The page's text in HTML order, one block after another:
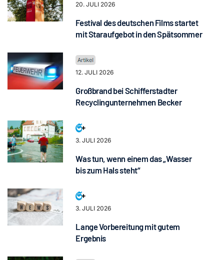
20. JULI 2026
Festival des deutschen Films startet
mit Staraufgebot in den Spätsommer
12. JULI 2026
Großbrand bei Schifferstadter
Recyclingunternehmen Becker
3. JULI 2026
Was tun, wenn einem das „Wasser
bis zum Hals steht“
3. JULI 2026
Lange Vorbereitung mit gutem
Ergebnis